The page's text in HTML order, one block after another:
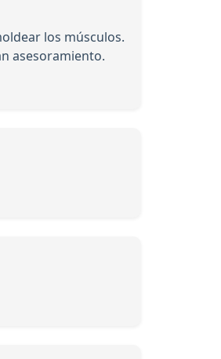
los músculos.
asesoramiento.